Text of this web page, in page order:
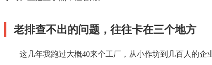
老排查不出的问题，往往卡在三个地方
这几年我跑过大概40来个工厂，从小作坊到几百人的